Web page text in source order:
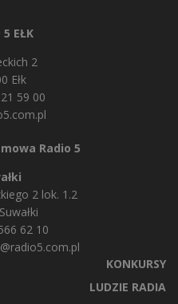
5 EŁK
2
Ełk
59 00
Radio 5
2 lok. 1.2
62 10
KONKURSY
LUDZIE RADIA